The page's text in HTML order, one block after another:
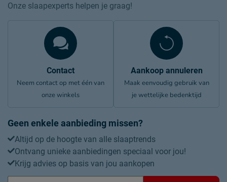
Onze slaapexperts helpen je graag!
Contact
Neem contact op met één van
onze winkels
Aankoop annuleren
Maak eenvoudig gebruik van
je wettelijke bedenktijd
Geen enkele aanbieding missen?
Altijd op de hoogte van alle slaaptrends
Ontvang unieke aanbiedingen speciaal voor jou!
Krijg advies op basis van jou aankopen